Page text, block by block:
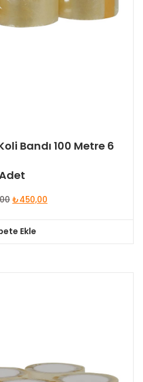
Bandı 100 Metre 6
Orijinal
₺450,00
Ekle